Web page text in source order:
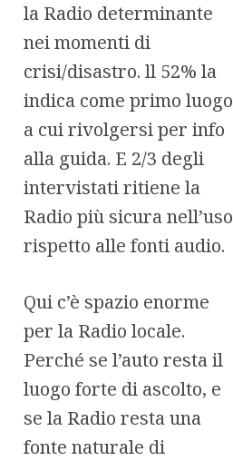
la Radio determinante
nei momenti di
crisi/disastro. ll 52% la
indica come primo luogo
a cui rivolgersi per info
alla guida. E 2/3 degli
intervistati ritiene la
Radio più sicura nell’uso
rispetto alle fonti audio.
Qui c’è spazio enorme
per la Radio locale.
Perché se l’auto resta il
luogo forte di ascolto, e
se la Radio resta una
fonte naturale di